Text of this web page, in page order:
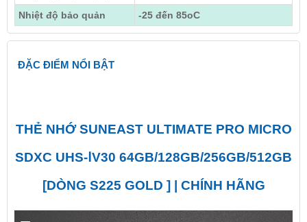
Nhiệt độ bảo quản
-25 đến 85oC
ĐẶC ĐIỂM NỔI BẬT
THẺ NHỚ SUNEAST ULTIMATE PRO MICRO
SDXC UHS-ⅠV30 64GB/128GB/256GB/512GB
[DÒNG S225 GOLD ] | CHÍNH HÃNG